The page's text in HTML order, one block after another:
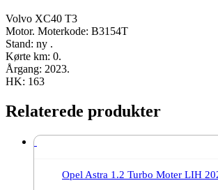
Volvo XC40 T3
Motor. Moterkode: B3154T
Stand: ny .
Kørte km: 0.
Årgang: 2023.
HK: 163
Relaterede produkter
Opel Astra 1.2 Turbo Moter LIH